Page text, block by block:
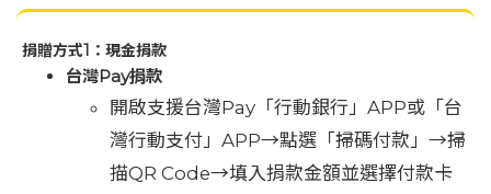
捐贈方式1：現金捐款
台灣Pay捐款
開啟支援台灣Pay「行動銀行」APP或「台
灣行動支付」APP→點選「掃碼付款」→掃
描QR Code→填入捐款金額並選擇付款卡